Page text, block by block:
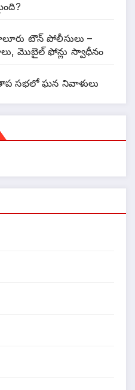
టౌన్ పోలీసులు –
మొబైల్ ఫోన్లు స్వాధీనం
సభలో ఘన నివాళులు